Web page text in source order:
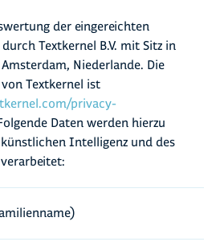
der eingereichten
Textkernel B.V. mit Sitz in
Amsterdam, Niederlande. Die
Textkernel ist
privacy-
Daten werden hierzu
Intelligenz und des